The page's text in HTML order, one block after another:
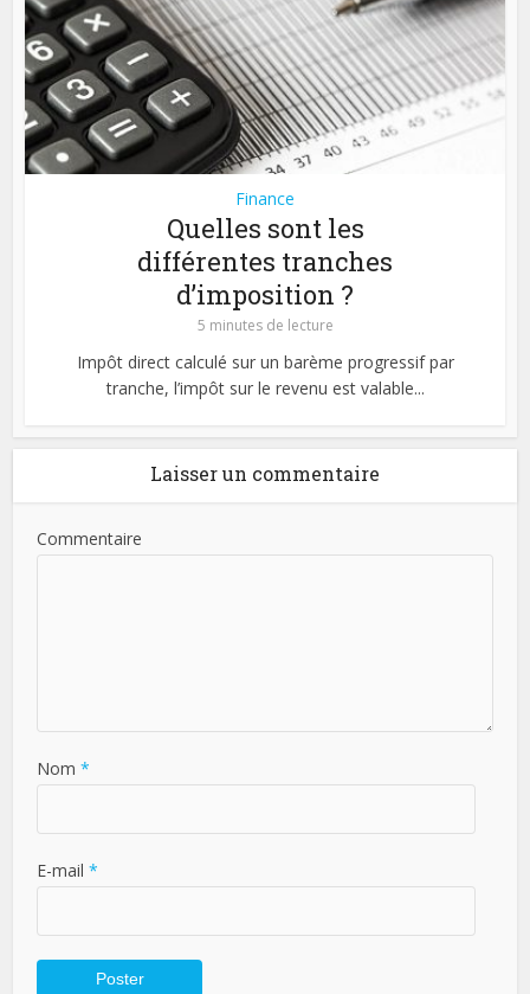
Finance
Quelles sont les
différentes tranches
d’imposition ?
5 minutes de lecture
Impôt direct calculé sur un barème progressif par
tranche, l’impôt sur le revenu est valable...
Laisser un commentaire
Commentaire
Nom*
E-mail*